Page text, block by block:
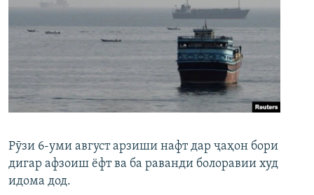
Рӯзи 6-уми август арзиши нафт дар ҷаҳон бори
дигар афзоиш ёфт ва ба раванди болоравии худ
идома дод.